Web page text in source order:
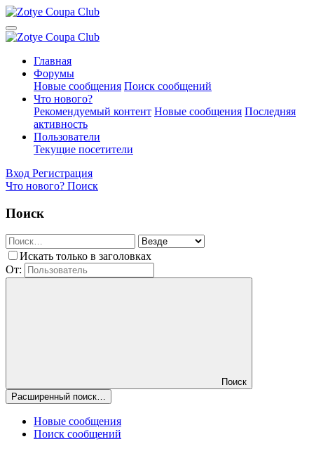
Главная
Форумы
Новые сообщения Поиск сообщений
Что нового?
Рекомендуемый контент Новые сообщения Последняя
активность
Пользователи
Текущие посетители
Вход Регистрация
Что нового? Поиск
Поиск
Искать только в заголовках
От:
Поиск
Расширенный поиск…
Новые сообщения
Поиск сообщений